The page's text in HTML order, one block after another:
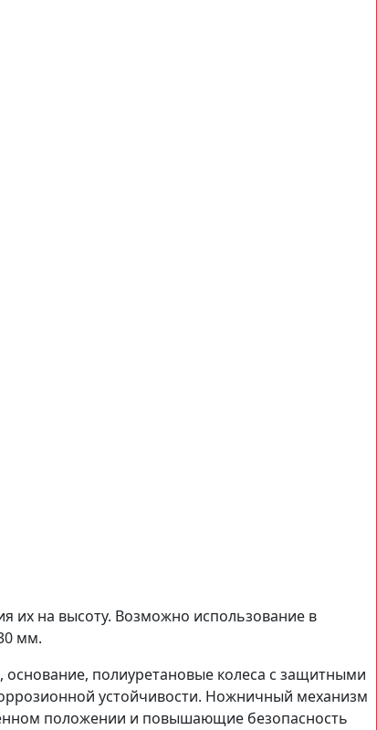
их на высоту. Возможно использование в
мм.
полиуретановые колеса с защитными
устойчивости. Ножничный механизм
положении и повышающие безопасность